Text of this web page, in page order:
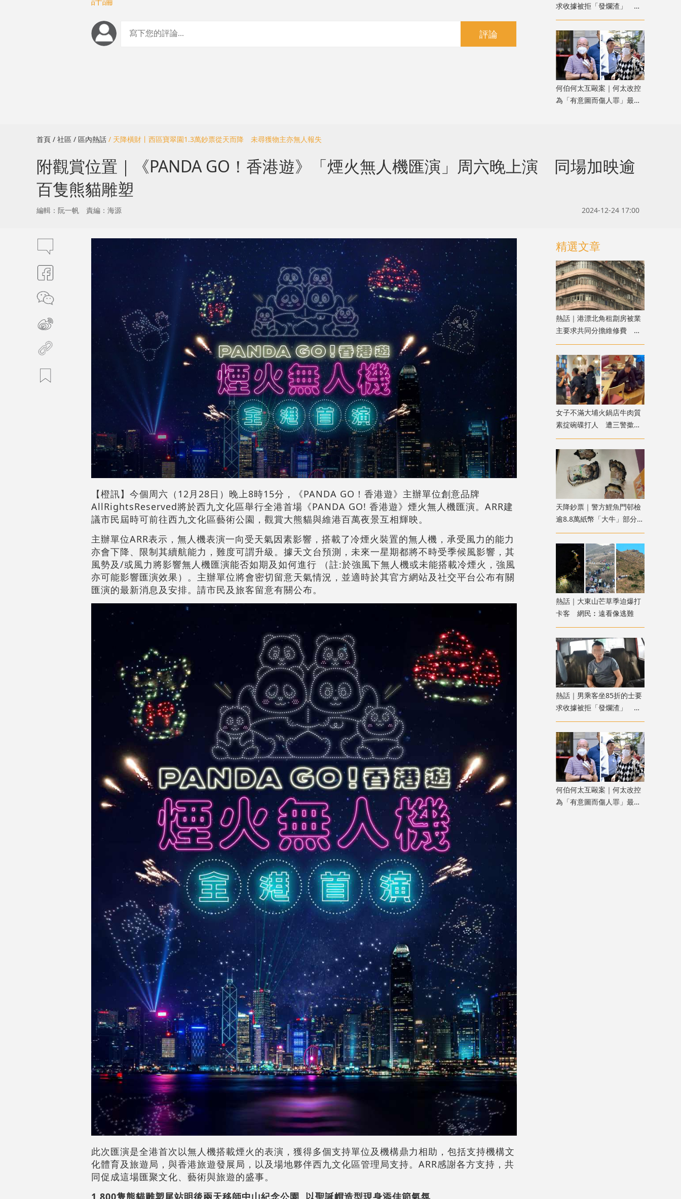
評論
求收據被拒「發爛渣」 網
民：不應小事化大
何伯何太互毆案｜何太改控
為「有意圖而傷人罪」最高
首頁 / 社區 / 區內熱話 / 天降橫財丨西區寶翠園1.3萬鈔票從天而降 未尋獲物主亦無人報失
附觀賞位置｜《PANDA GO！香港遊》「煙火無人機匯演」周六晚上演 同場加映逾
百隻熊貓雕塑
編輯：阮一帆 責編：海源 2024-12-24 17:00
【橙訊】今個周六（12月28日）晚上8時15分，《PANDA GO！香港遊》主辦單位創意品牌
AllRightsReserved將於西九文化區舉行全港首場《PANDA GO! 香港遊》煙火無人機匯演。ARR建
議市民屆時可前往西九文化區藝術公園，觀賞大熊貓與維港百萬夜景互相輝映。
主辦單位ARR表示，無人機表演一向受天氣因素影響，搭載了冷煙火裝置的無人機，承受風力的能力
亦會下降、限制其續航能力，難度可謂升級。據天文台預測，未來一星期都將不時受季候風影響，其
風勢及/或風力將影響無人機匯演能否如期及如何進行 （註∶於強風下無人機或未能搭載冷煙火，強風
亦可能影響匯演效果）。主辦單位將會密切留意天氣情況，並適時於其官方網站及社交平台公布有關
匯演的最新消息及安排。請市民及旅客留意有關公布。
此次匯演是全港首次以無人機搭載煙火的表演，獲得多個支持單位及機構鼎力相助，包括支持機構文
化體育及旅遊局，與香港旅遊發展局，以及場地夥伴西九文化區管理局支持。ARR感謝各方支持，共
同促成這場匯聚文化、藝術與旅遊的盛事。
1,800隻熊貓雕塑尾站明後兩天移師中山紀念公園 以聖誕帽造型現身添佳節氣氛
精選文章
熱話｜港漂北角租劏房被業
主要求共同分擔維修費 網
友：待完約後即走
女子不滿大埔火鍋店牛肉質
素掟碗碟打人 遭三警撳地
噴椒制服
天降鈔票｜警方鯉魚門邨檢
逾8.8萬紙幣「大牛」部分被
燒焦 列刑毀案處理
熱話｜大東山芒草季迫爆打
卡客 網民︰遠看像逃難
熱話｜男乘客坐85折的士要
求收據被拒「發爛渣」 網
民：不應小事化大
何伯何太互毆案｜何太改控
為「有意圖而傷人罪」最高